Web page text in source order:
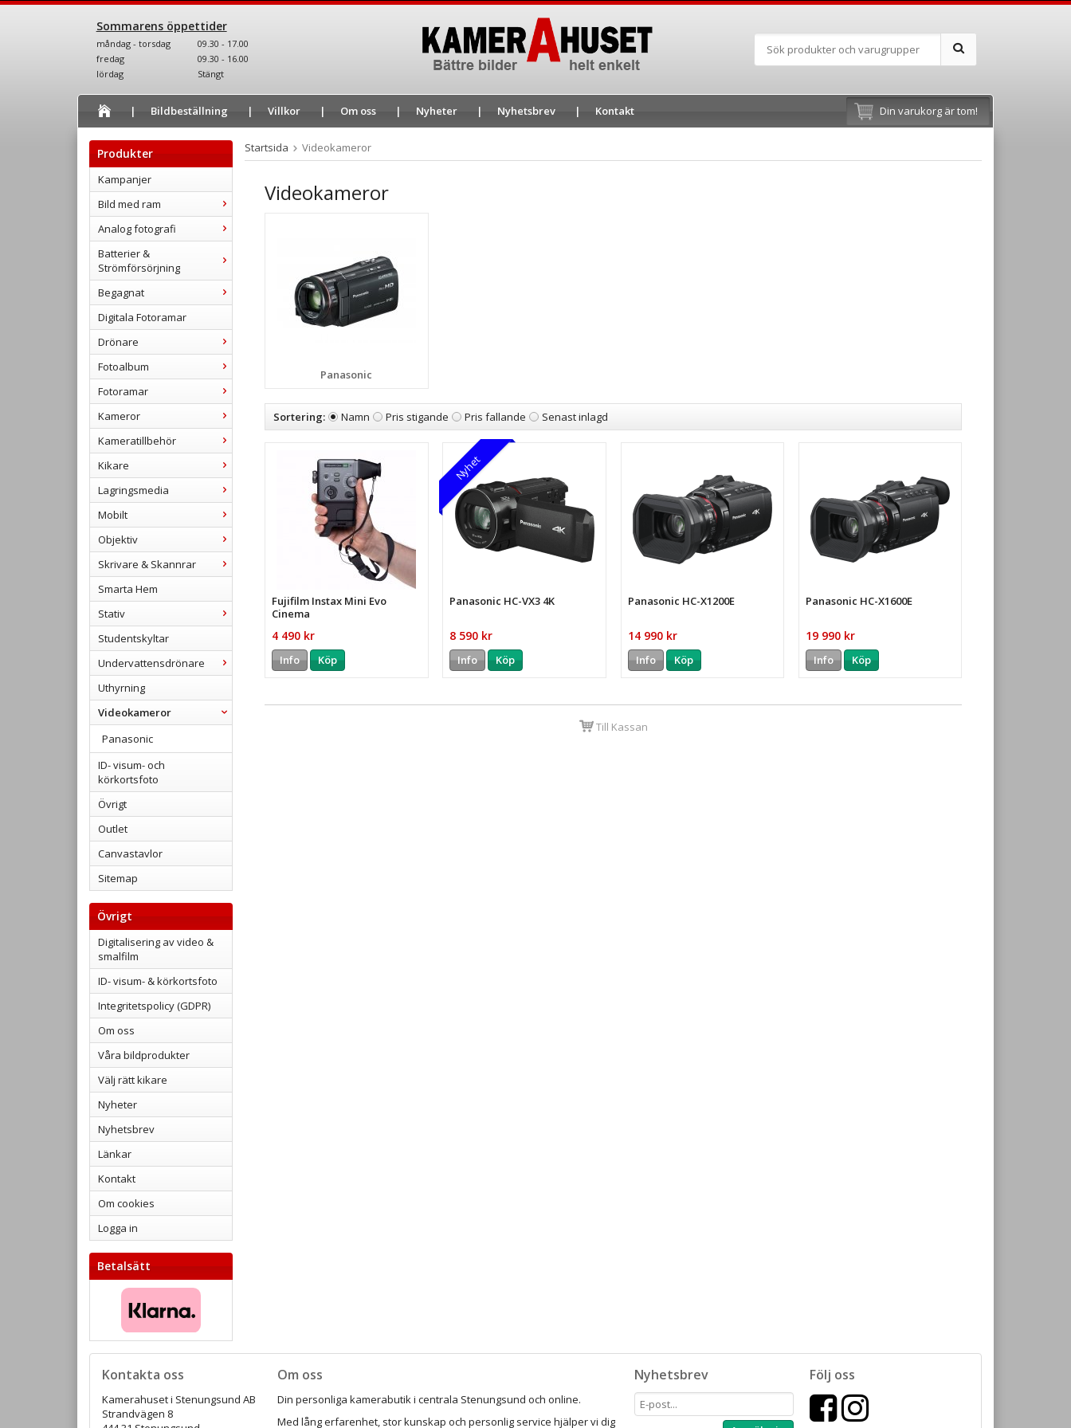
Sommarens öppettider
måndag - torsdag
09.30 - 17.00
fredag
09.30 - 16.00
lördag
Stängt
Bildbeställning Villkor Om oss Nyheter Nyhetsbrev Kontakt Din varukorg är tom!
Produkter
Kampanjer
Bild med ram
Analog fotografi
Batterier &
Strömförsörjning
Begagnat
Digitala Fotoramar
Drönare
Fotoalbum
Fotoramar
Kameror
Kameratillbehör
Kikare
Lagringsmedia
Mobilt
Objektiv
Skrivare & Skannrar
Smarta Hem
Stativ
Studentskyltar
Undervattensdrönare
Uthyrning
Videokameror
Panasonic
ID- visum- och
körkortsfoto
Övrigt
Outlet
Canvastavlor
Sitemap
Övrigt
Digitalisering av video &
smalfilm
ID- visum- & körkortsfoto
Integritetspolicy (GDPR)
Om oss
Våra bildprodukter
Välj rätt kikare
Nyheter
Nyhetsbrev
Länkar
Kontakt
Om cookies
Logga in
Betalsätt
Startsida Videokameror
Videokameror
Panasonic
Sortering: Namn Pris stigande Pris fallande Senast inlagd
Fujifilm Instax Mini Evo
Cinema
4 490 kr
Info Köp
Nyhet
Panasonic HC-VX3 4K
8 590 kr
Info Köp
Panasonic HC-X1200E
14 990 kr
Info Köp
Panasonic HC-X1600E
19 990 kr
Info Köp
Till Kassan
Kontakta oss
Kamerahuset i Stenungsund AB
Strandvägen 8
Följ oss
Nyhetsbrev
Om oss
Din personliga kamerabutik i centrala Stenungsund och online.
Med lång erfarenhet, stor kunskap och personlig service hjälper vi dig